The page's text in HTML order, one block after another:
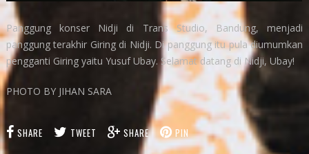
Panggung konser Nidji di Trans Studio, Bandung, menjadi
panggung terakhir Giring di Nidji. Di panggung itu pula diumumkan
pengganti Giring yaitu Yusuf Ubay. Selamat datang di Nidji, Ubay!
PHOTO BY JIHAN SARA
SHARE TWEET SHARE PIN